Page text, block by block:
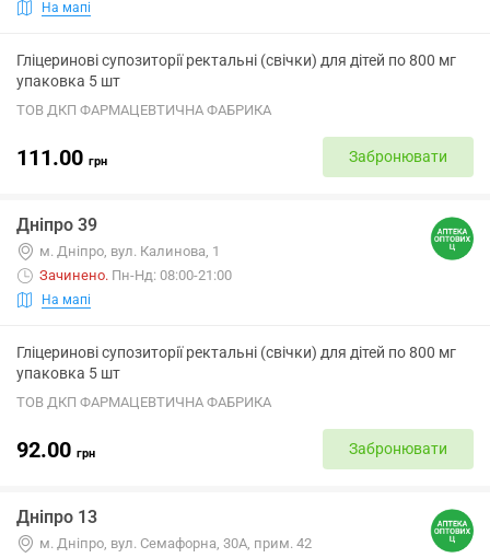
На мапі
Гліцеринові супозиторії ректальні (свічки) для дітей по 800 мг
упаковка 5 шт
ТОВ ДКП ФАРМАЦЕВТИЧНА ФАБРИКА
111.00 грн Забронювати
Дніпро 39
м. Дніпро, вул. Калинова, 1
Зачинено. Пн-Нд: 08:00-21:00
На мапі
Гліцеринові супозиторії ректальні (свічки) для дітей по 800 мг
упаковка 5 шт
ТОВ ДКП ФАРМАЦЕВТИЧНА ФАБРИКА
92.00 грн Забронювати
Дніпро 13
м. Дніпро, вул. Семафорна, 30А, прим. 42